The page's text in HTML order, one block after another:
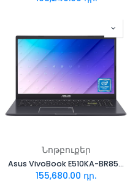
Նոթբուքեր
Asus VivoBook E510KA-BR859WS
155,680.00 դր.